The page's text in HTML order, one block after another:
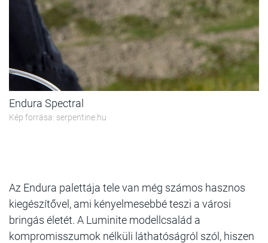
Endura Spectral
Kép forrása: serpentine.hu
Az Endura palettája tele van még számos hasznos
kiegészítővel, ami kényelmesebbé teszi a városi
bringás életét. A Luminite modellcsalád a
kompromisszumok nélküli láthatóságról szól, hiszen